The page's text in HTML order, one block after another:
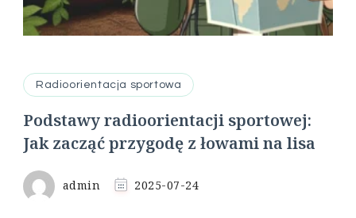
Radioorientacja sportowa
Podstawy radioorientacji sportowej:
Jak zacząć przygodę z łowami na lisa
admin 2025-07-24